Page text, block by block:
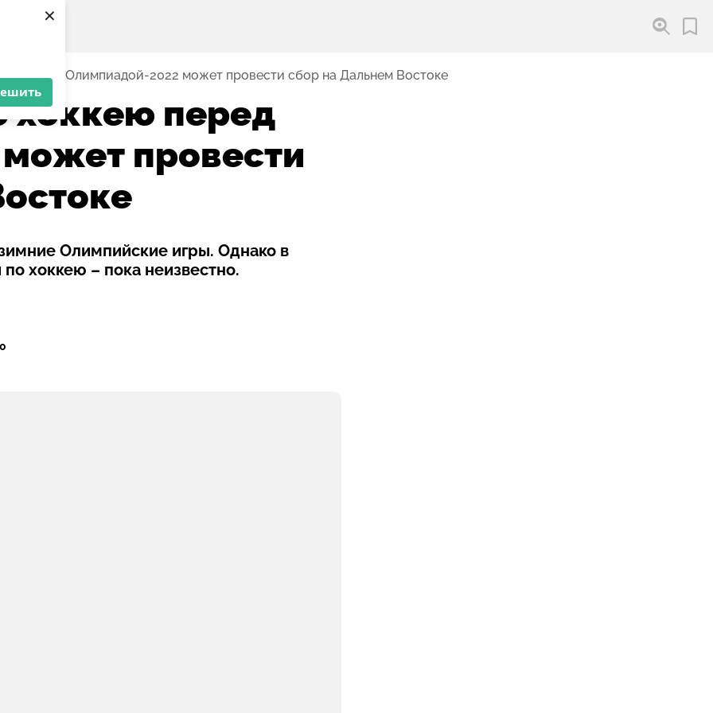
×
перед Олимпиадой-2022 может провести сбор на Дальнем Востоке
хоккею перед
провести
Олимпийские игры. Однако в
хоккею – пока неизвестно.